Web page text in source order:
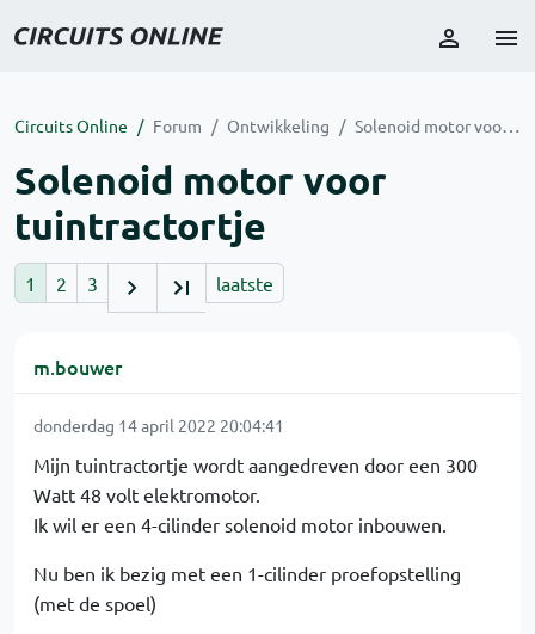
Circuits Online Forum Ontwikkeling Solenoid motor voor tuintractortje
Solenoid motor voor
tuintractortje
1 2 3 laatste
m.bouwer
donderdag 14 april 2022 20:04:41
Mijn tuintractortje wordt aangedreven door een 300
Watt 48 volt elektromotor.
Ik wil er een 4-cilinder solenoid motor inbouwen.
Nu ben ik bezig met een 1-cilinder proefopstelling
(met de spoel)